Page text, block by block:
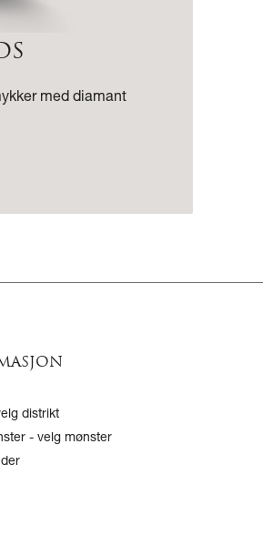
med diamant
distrikt
- velg mønster